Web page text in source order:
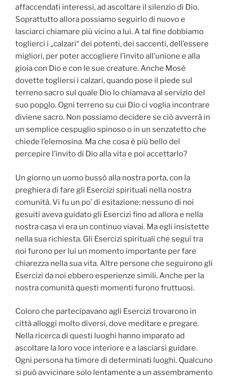
affaccendati interessi, ad ascoltare il silenzio di Dio.
Soprattutto allora possiamo seguirlo di nuovo e
lasciarci chiamare più vicino a lui. A tal fine dobbiamo
toglierci i „calzari“ dei potenti, dei saccenti, dell’essere
migliori, per poter accogliere l’invito all’unione e alla
gioia con Dio e con le sue creature. Anche Mosè
dovette togliersi i calzari, quando pose il piede sul
terreno sacro sul quale Dio lo chiamava al servizio del
suo popolo. Ogni terreno su cui Dio ci voglia incontrare
diviene sacro. Non possiamo decidere se ciò avverrà in
un semplice cespuglio spinoso o in un senzatetto che
chiede l’elemosina. Ma che cosa è più bello del
percepire l’invito di Dio alla vita e poi accettarlo?
Un giorno un uomo bussò alla nostra porta, con la
preghiera di fare gli Esercizi spirituali nella nostra
comunità. Vi fu un po’ di esitazione: nessuno di noi
gesuiti aveva guidato gli Esercizi fino ad allora e nella
nostra casa vi era un continuo viavai. Ma egli insistette
nella sua richiesta. Gli Esercizi spirituali che seguì tra
noi furono per lui un momento importante per fare
chiarezza nella sua vita. Altre persone che seguirono gli
Esercizi da noi ebbero esperienze simili. Anche per la
nostra comunità questi momenti furono fruttuosi.
Coloro che partecipavano agli Esercizi trovarono in
città alloggi molto diversi, dove meditare e pregare.
Nella ricerca di questi luoghi hanno imparato ad
ascoltare la loro voce interiore e a lasciarsi guidare.
Ogni persona ha timore di determinati luoghi. Qualcuno
si può avvicinare solo lentamente a un assembramento